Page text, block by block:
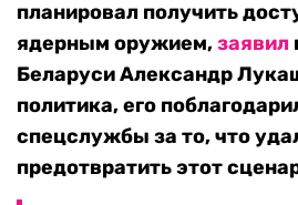
планировал получить
ядерным оружием,заявил
Беларуси Александр
политика, его
спецслужбы за то, что
предотвратить этот